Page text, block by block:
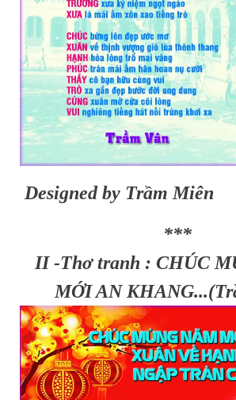
Designed by Trầm Miên
***
II -Thơ tranh : CHÚC
MỚI AN